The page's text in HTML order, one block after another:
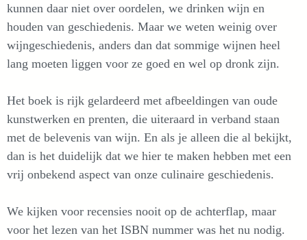
kunnen daar niet over oordelen, we drinken wijn en
houden van geschiedenis. Maar we weten weinig over
wijngeschiedenis, anders dan dat sommige wijnen heel
lang moeten liggen voor ze goed en wel op dronk zijn.
Het boek is rijk gelardeerd met afbeeldingen van oude
kunstwerken en prenten, die uiteraard in verband staan
met de belevenis van wijn. En als je alleen die al bekijkt,
dan is het duidelijk dat we hier te maken hebben met een
vrij onbekend aspect van onze culinaire geschiedenis.
We kijken voor recensies nooit op de achterflap, maar
voor het lezen van het ISBN nummer was het nu nodig.